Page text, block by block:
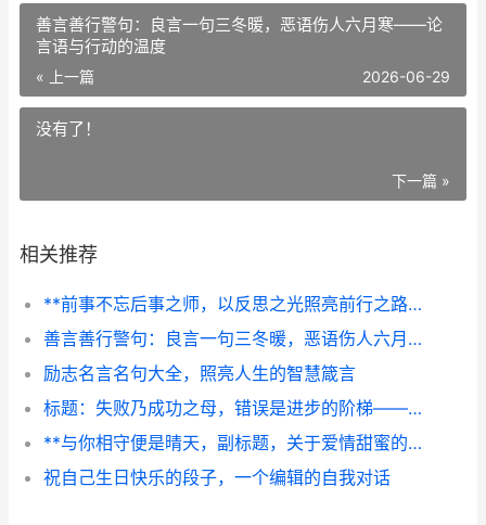
善言善行警句：良言一句三冬暖，恶语伤人六月寒——论
言语与行动的温度
« 上一篇 2026-06-29
没有了！
下一篇 »
相关推荐
**前事不忘后事之师，以反思之光照亮前行之路**
善言善行警句：良言一句三冬暖，恶语伤人六月寒——论言语与行动的温度
励志名言名句大全，照亮人生的智慧箴言
标题：失败乃成功之母，错误是进步的阶梯——论错误的价值与启示
**与你相守便是晴天，副标题，关于爱情甜蜜的日常书写**
祝自己生日快乐的段子，一个编辑的自我对话